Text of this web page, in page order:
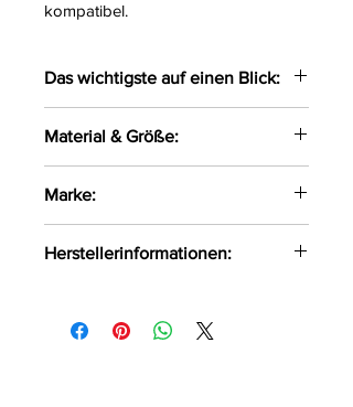
kompatibel.
Das wichtigste auf einen Blick:
Ausgeprägte Eichel und
Äderung
Mit Saugfuß und Strap-on-
kompatibel
Material & Größe:
Einführlänge 25 cm
Ø 6,1 cm
PVC
Marke:
Herstellerinformationen:
Teerhof 59